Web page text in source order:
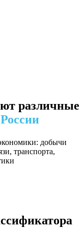
различные
добычи
транспорта,